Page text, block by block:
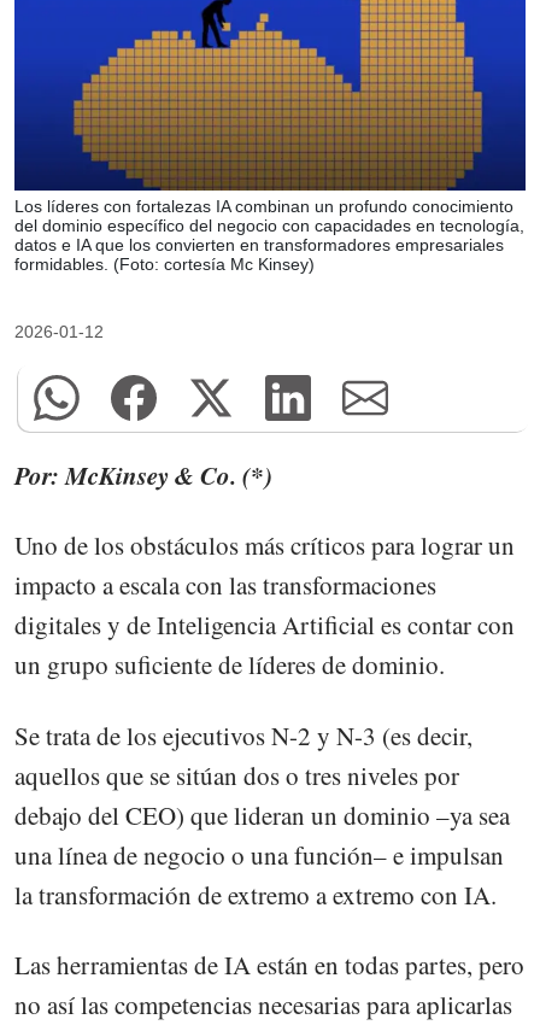
Los líderes con fortalezas IA combinan un profundo conocimiento
del dominio específico del negocio con capacidades en tecnología,
datos e IA que los convierten en transformadores empresariales
formidables. (Foto: cortesía Mc Kinsey)
2026-01-12
Por: McKinsey & Co. (*)
Uno de los obstáculos más críticos para lograr un
impacto a escala con las transformaciones
digitales y de Inteligencia Artificial es contar con
un grupo suficiente de líderes de dominio.
Se trata de los ejecutivos N-2 y N-3 (es decir,
aquellos que se sitúan dos o tres niveles por
debajo del CEO) que lideran un dominio –ya sea
una línea de negocio o una función– e impulsan
la transformación de extremo a extremo con IA.
Las herramientas de IA están en todas partes, pero
no así las competencias necesarias para aplicarlas